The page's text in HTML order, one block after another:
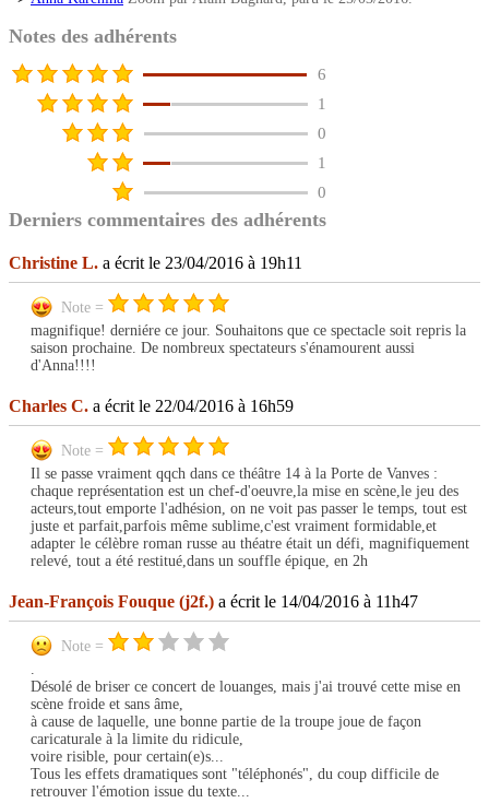
Notes des adhérents
6
1
0
1
0
Derniers commentaires des adhérents
Christine L. a écrit le 23/04/2016 à 19h11
Note =
magnifique! derniére ce jour. Souhaitons que ce spectacle soit repris la
saison prochaine. De nombreux spectateurs s'énamourent aussi
d'Anna!!!!
Charles C. a écrit le 22/04/2016 à 16h59
Note =
Il se passe vraiment qqch dans ce théâtre 14 à la Porte de Vanves :
chaque représentation est un chef-d'oeuvre,la mise en scène,le jeu des
acteurs,tout emporte l'adhésion, on ne voit pas passer le temps, tout est
juste et parfait,parfois même sublime,c'est vraiment formidable,et
adapter le célèbre roman russe au théatre était un défi, magnifiquement
relevé, tout a été restitué,dans un souffle épique, en 2h
Jean-François Fouque (j2f.) a écrit le 14/04/2016 à 11h47
Note =
.
Désolé de briser ce concert de louanges, mais j'ai trouvé cette mise en
scène froide et sans âme,
à cause de laquelle, une bonne partie de la troupe joue de façon
caricaturale à la limite du ridicule,
voire risible, pour certain(e)s...
Tous les effets dramatiques sont "téléphonés", du coup difficile de
retrouver l'émotion issue du texte...